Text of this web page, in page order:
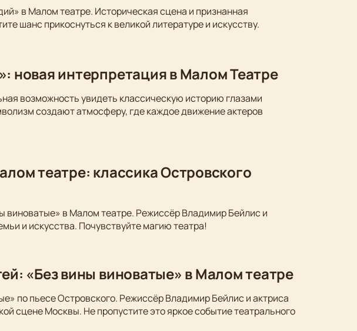
в Малом театре. Историческая сцена и признанная
шанс прикоснуться к великой литературе и искусству.
новая интерпретация в Малом Театре
возможность увидеть классическую историю глазами
создают атмосферу, где каждое движение актеров
театре: классика Островского
виноватые» в Малом театре. Режиссёр Владимир Бейлис и
и искусства. Почувствуйте магию театра!
«Без вины виноватые» в Малом театре
по пьесе Островского. Режиссёр Владимир Бейлис и актриса
сцене Москвы. Не пропустите это яркое событие театрального